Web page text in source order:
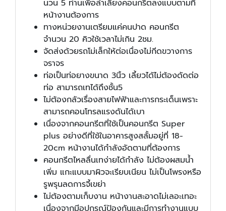
นวน 5 ท่านเพื่อลำเลียงคอนกรีตลงแบบตามที่
หน้างานต้องการ
ทางหน่วยงานเตรียมแค่คนปาด คอนกรีต
จำนวน 20 คิวใช้เวลาไม่เกิน 2ชม.
จัดส่งด้วยรถโม่เล็กให้ต่อเนื่องไม่กีดขวางการ
จราจร
ท่อเป็นท่อยางขนาด 3นิ้ว เลี้ยวได้ไม่ต้องดัดต่อ
ท่อ สามารถเทได้ถึงชั้น5
ไม่ต้องกลัวเรื่องสายไฟฟ้าและการกระเด็นเพราะ
สามารถคอนโทรลแรงดันได้เบา
เนื่องจากคอนกรีตที่ใช้เป็นคอนกรีต Super
plus อย่างดีที่ใช้ในอาคารสูงสลั้มอยู่ที่ 18-
20cm หน้างานได้กำลังอัดตามที่ต้องการ
คอนกรีตไหลลื่นเทง่ายได้กำลัง ไม่ต้องผสมน้ำ
เพิ่ม แกะแบบมาผิวจะเรียบเนียน ไม่เป็นโพรงหรือ
รูพรุนลดการจี้เขย่า
ไม่ต้องตามเก็บงาน หน้างานสะอาดไม่เลอะเทอะ
เนื่องจากมีอุปกรณ์ป้องกันและมีการทำงานแบบ